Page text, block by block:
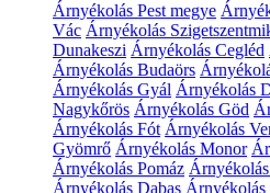
Árnyékolás Pest megye
Vác Árnyékolás
Dunakeszi Árnyékolás Cegléd
Árnyékolás Budaörs
Árnyékolás Gyál Árnyékolás
Nagykőrös Árnyékolás Göd
Árnyékolás Fót Árnyékolás
Gyömrő Árnyékolás Monor
Árnyékolás Pomáz
Árnyékolás Dabas Árnyékolás